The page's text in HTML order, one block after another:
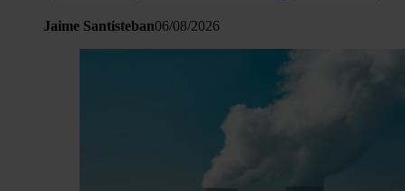
Jaime Santisteban06/08/2026